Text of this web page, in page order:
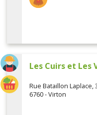
Les Cuirs et Les
Rue Bataillon Laplace,
6760 - Virton